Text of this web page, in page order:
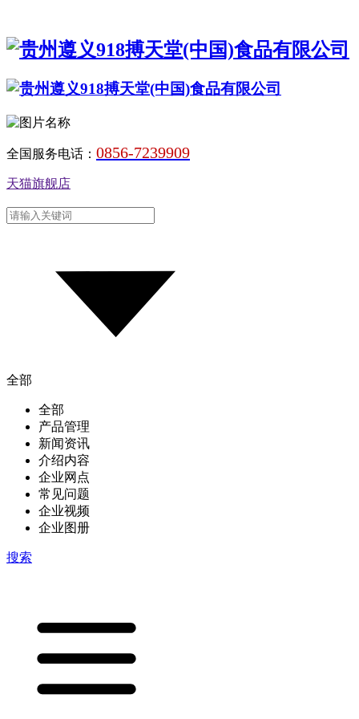
全国服务电话： 0856-7239909
天猫旗舰店
全部
全部
产品管理
新闻资讯
介绍内容
企业网点
常见问题
企业视频
企业图册
搜索